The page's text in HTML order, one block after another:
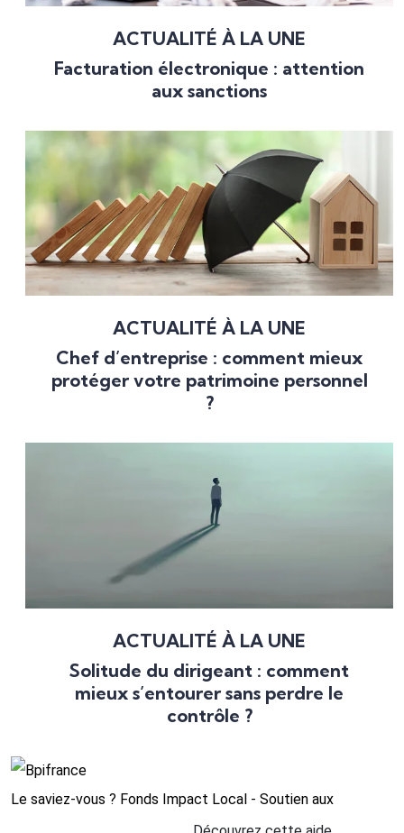
ACTUALITÉ À LA UNE
Facturation électronique : attention
aux sanctions
ACTUALITÉ À LA UNE
Chef d’entreprise : comment mieux
protéger votre patrimoine personnel
?
ACTUALITÉ À LA UNE
Solitude du dirigeant : comment
mieux s’entourer sans perdre le
contrôle ?
Le saviez-vous ? Fonds Impact Local - Soutien aux